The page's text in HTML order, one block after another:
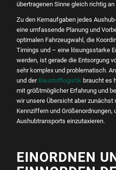
übertragenen Sinne gleich richtig an
Zu den Kernaufgaben jedes
eine umfassende Planung und
optimalen Fahrzeugwahl, die
Timings und – eine lösungsstarke
werden, ist gerade die Entsorgung
sehr komplex und problematisch.
und der Baustofflogistik braucht es
mit größtmöglicher Erfahrung und
wir unsere Übersicht aber zunächst
Kennziffern und Größenordnungen,
Aushubtransports einzutaxieren.
EINORDNEN